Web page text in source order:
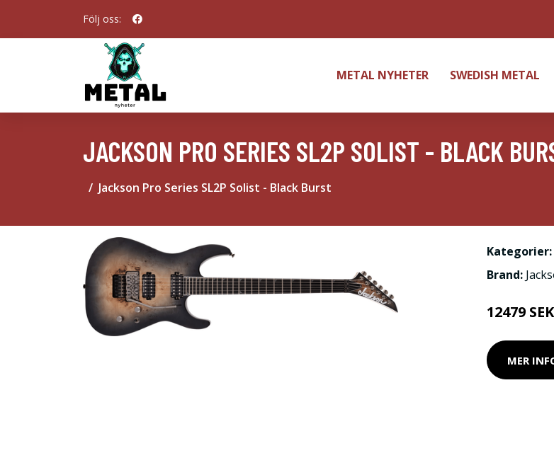
Följ oss:
METAL NYHETER SWEDISH METAL
JACKSON PRO SERIES SL2P SOLIST - BLACK
Jackson Pro Series SL2P Solist - Black Burst
Kategorier:
Brand:
12479 SEK
MER